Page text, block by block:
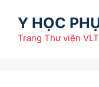
Y HỌC
Trang Thư viện